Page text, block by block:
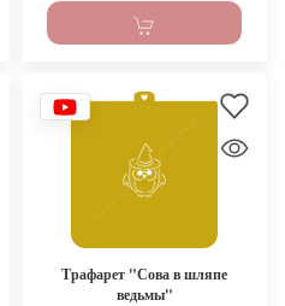
Трафарет "Сова в шляпе
ведьмы"